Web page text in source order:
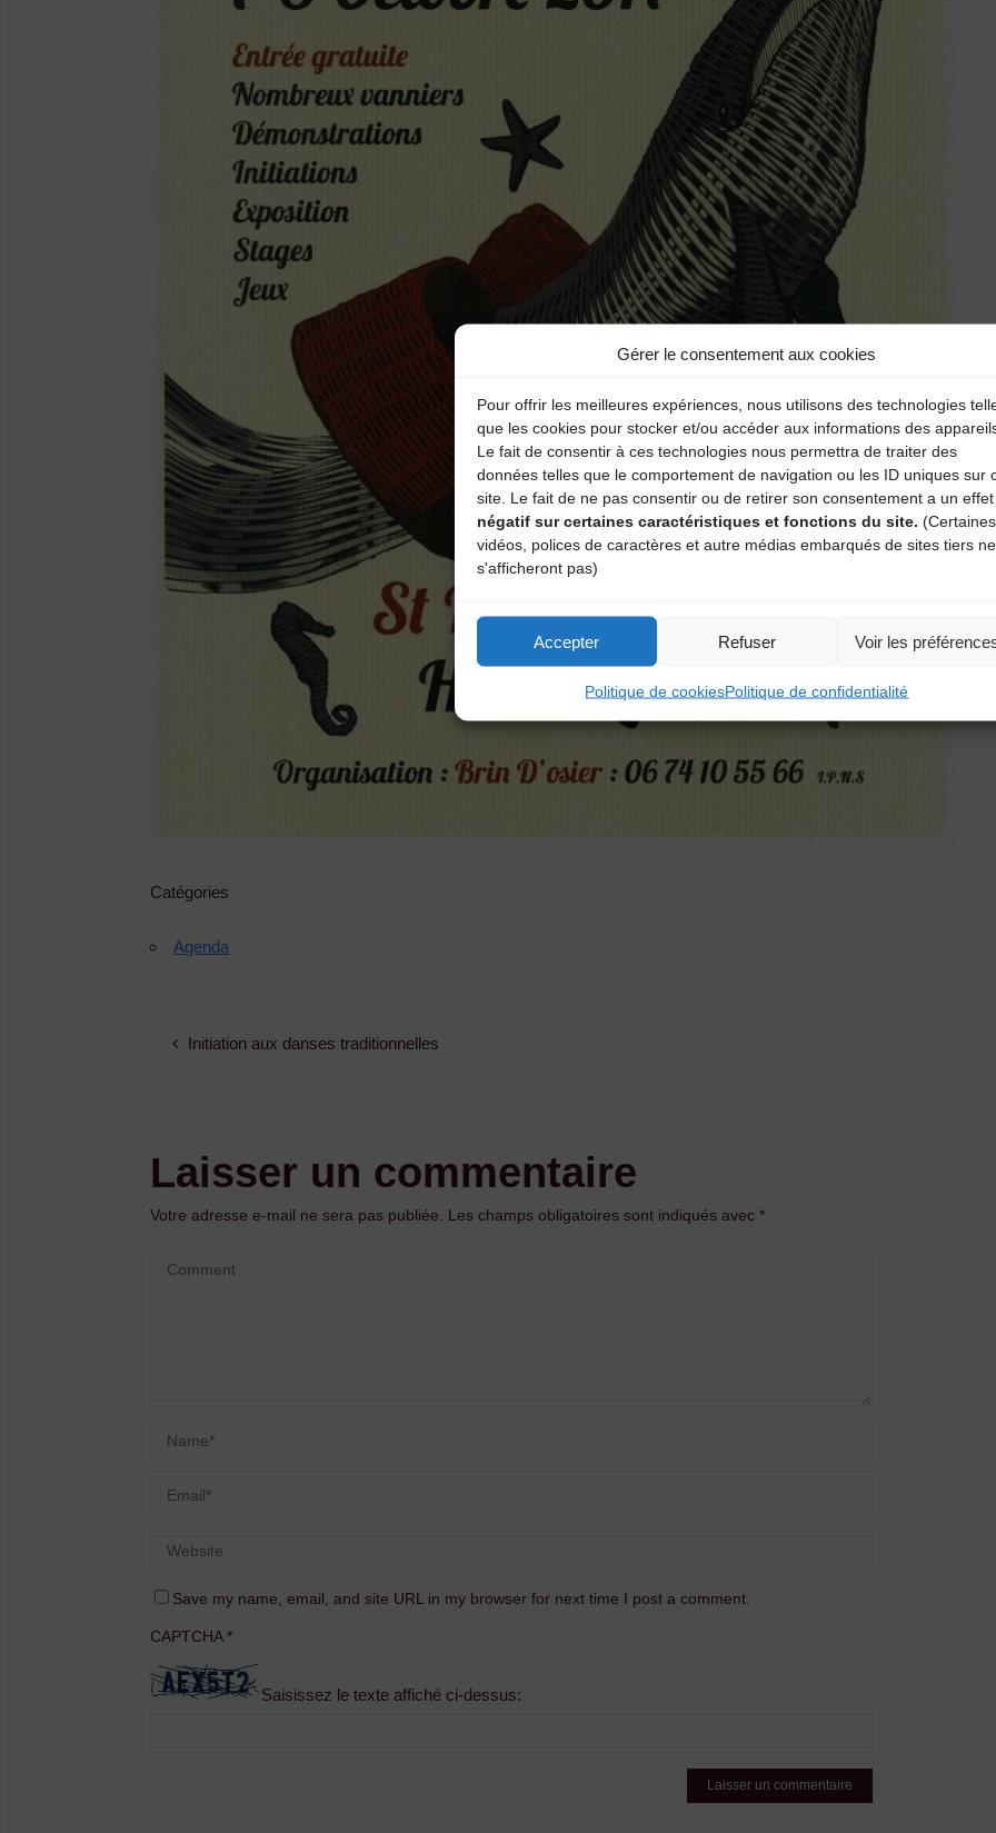
Gérer le consentement aux cookies
Pour offrir les meilleures expériences, nous utilisons des technologies
que les cookies pour stocker et/ou accéder aux informations des
Le fait de consentir à ces technologies nous permettra de traiter des
données telles que le comportement de navigation ou les ID uniques sur
site. Le fait de ne pas consentir ou de retirer son consentement a un effet
négatif sur certaines caractéristiques et fonctions du site. (Certaines
vidéos, polices de caractères et autre médias embarqués de sites tiers ne
s'afficheront pas)
Accepter Refuser Voir les
Politique de cookiesPolitique de confidentialité
Catégories
Agenda
Initiation aux danses traditionnelles
Laisser un commentaire
Votre adresse e-mail ne sera pas publiée. Les champs obligatoires sont indiqués avec*
Save my name, email, and site URL in my browser for next time I post a comment.
CAPTCHA*
Saisissez le texte affiché ci-dessus: